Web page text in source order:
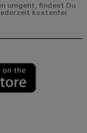
umgeht, findest Du
kostenfei